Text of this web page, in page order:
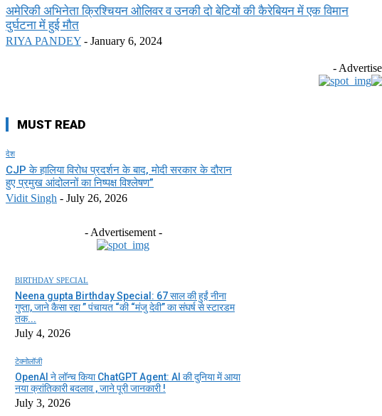
अमेरिकी अभिनेता क्रिश्चियन ओलिवर व उनकी दो बेटियों की कैरेबियन में एक विमान
दुर्घटना में हुई मौत
RIYA PANDEY - January 6, 2024
-
MUST READ
देश
CJP के हालिया विरोध प्रदर्शन के बाद, मोदी सरकार के दौरान
हुए प्रमुख आंदोलनों का निष्पक्ष विश्लेषण”
Vidit Singh - July 26, 2026
- Advertisement -
BIRTHDAY SPECIAL
Neena gupta Birthday Special: 67 साल की हुईं नीना
गुप्ता, जाने कैसा रहा ” पंचायत “की “मंजु देवी” का संघर्ष से स्टारडम
तक...
July 4, 2026
टेक्नोलॉजी
OpenAI ने लॉन्च किया ChatGPT Agent: AI की दुनिया में आया
नया क्रांतिकारी बदलाव , जाने पूरी जानकारी !
July 3, 2026